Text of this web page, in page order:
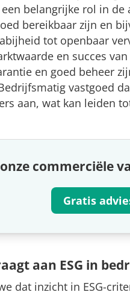
belangrijke rol in
bereikbaar zijn en
tot openbaar
en succes
en goed beheer
vastgoed
aan, wat kan leiden
commerciële
Gratis
aan ESG in
dat inzicht in ESG-